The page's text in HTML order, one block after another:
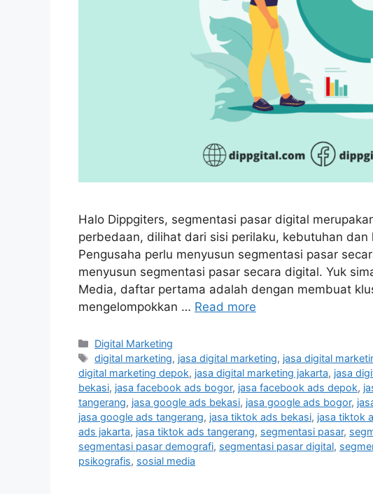
Halo Dippgiters, segmentasi pasar digital
perbedaan, dilihat dari sisi perilaku, kebutuhan
Pengusaha perlu menyusun segmentasi pasar
menyusun segmentasi pasar secara digital. Yuk
Media, daftar pertama adalah dengan membuat
mengelompokkan … Read more
Digital Marketing
digital marketing, jasa digital marketing, jasa digital
digital marketing depok, jasa digital marketing jakarta, jasa
bekasi, jasa facebook ads bogor, jasa facebook ads depok,
tangerang, jasa google ads bekasi, jasa google ads bogor,
jasa google ads tangerang, jasa tiktok ads bekasi, jasa tiktok
ads jakarta, jasa tiktok ads tangerang, segmentasi pasar,
segmentasi pasar demografi, segmentasi pasar digital,
psikografis, sosial media